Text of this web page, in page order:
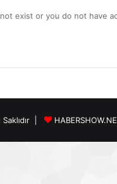
exist or you do not have
Saklıdır |